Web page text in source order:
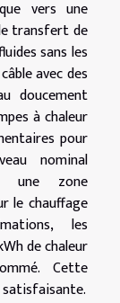
vers une
transfert de
sans les
avec des
doucement
à chaleur
pour
nominal
une zone
le chauffage
les
de chaleur
Cette